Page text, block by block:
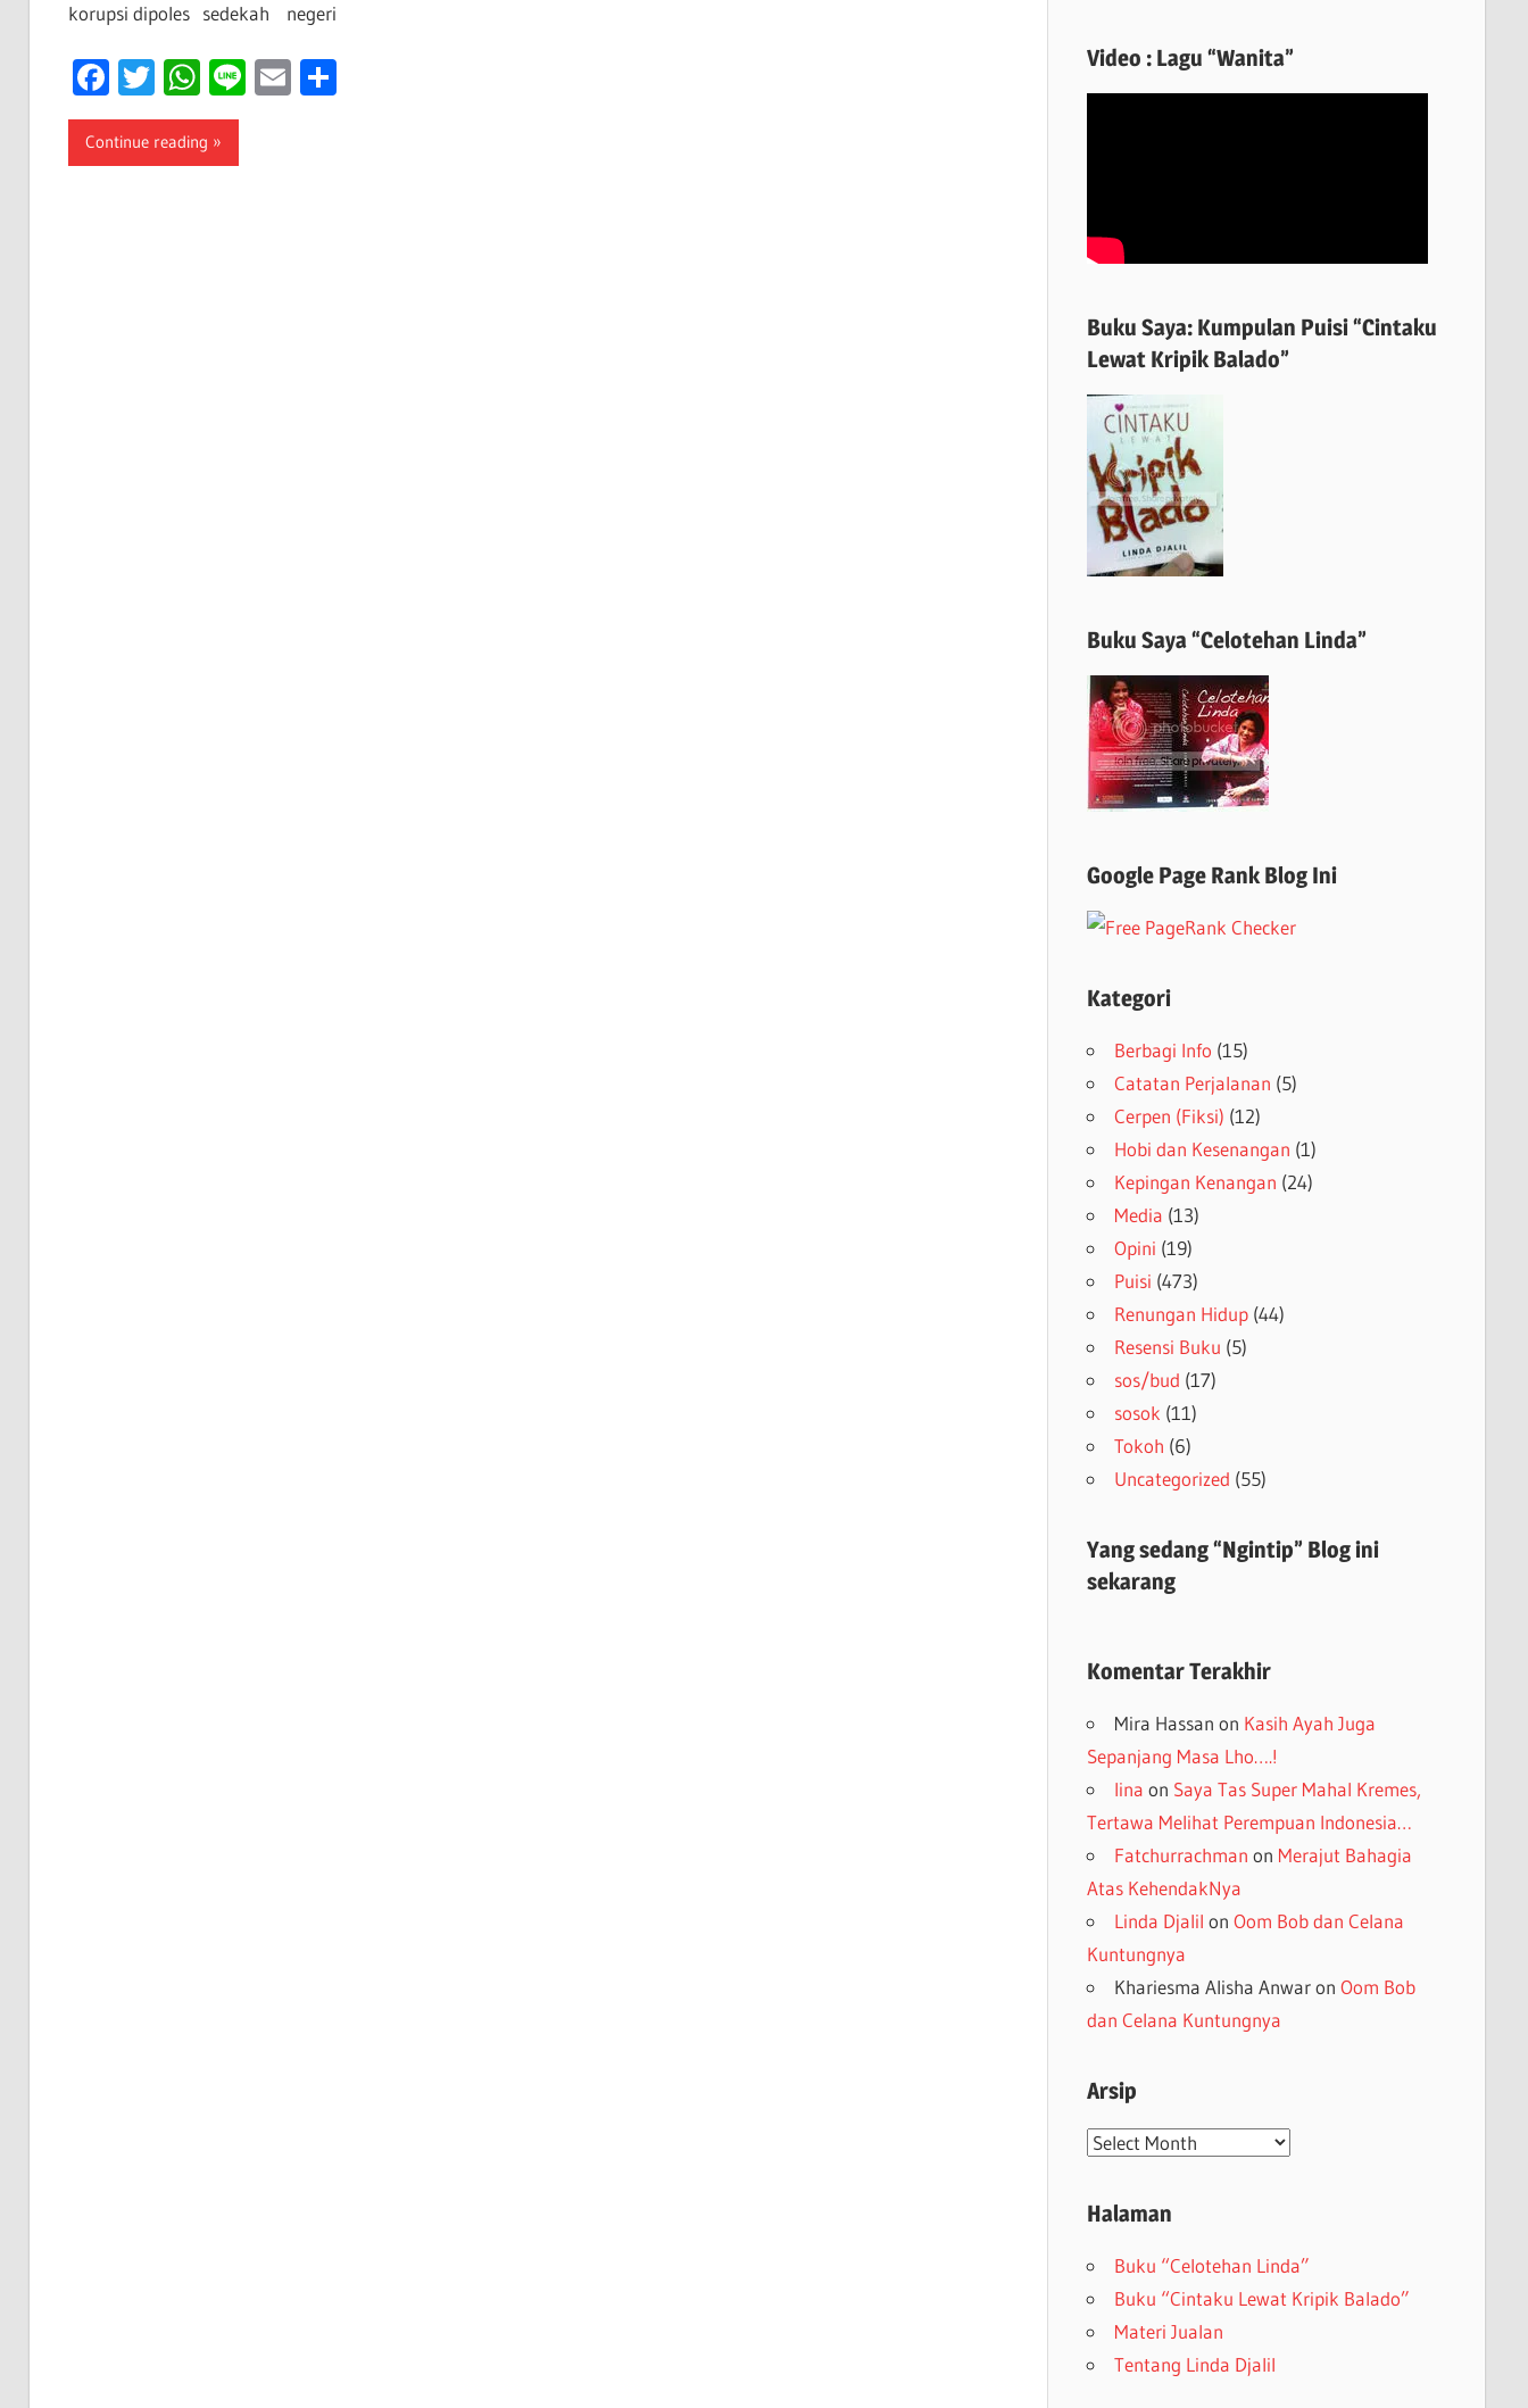
korupsi dipoles sedekah negeri
Facebook
Twitter
WhatsApp
LineEmailShare
Continue reading
Video : Lagu “Wanita”
Buku Saya: Kumpulan Puisi “Cintaku
Lewat Kripik Balado”
Buku Saya “Celotehan Linda”
Google Page Rank Blog Ini
Kategori
Berbagi Info (15)
Catatan Perjalanan (5)
Cerpen (Fiksi) (12)
Hobi dan Kesenangan (1)
Kepingan Kenangan (24)
Media (13)
Opini (19)
Puisi (473)
Renungan Hidup(44)
Resensi Buku (5)
sos/bud (17)
sosok (11)
Tokoh (6)
Uncategorized (55)
Yang sedang “Ngintip” Blog ini
sekarang
Komentar Terakhir
Mira Hassan on Kasih Ayah Juga
Sepanjang Masa Lho….!
lina on Saya Tas Super Mahal Kremes,
Tertawa Melihat Perempuan Indonesia…
Fatchurrachman on Merajut Bahagia
Atas KehendakNya
Linda Djalil on Oom Bob dan Celana
Kuntungnya
Khariesma Alisha Anwaron Oom Bob
dan Celana Kuntungnya
Arsip
Arsip
Halaman
Buku “Celotehan Linda”
Buku “Cintaku Lewat Kripik Balado”
Materi Jualan
Tentang Linda Djalil